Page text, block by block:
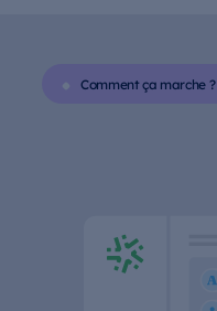
Comment ça marche ?